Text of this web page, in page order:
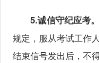
5.诚信守纪应考
规定，服从考试工作
结束信号发出后，不